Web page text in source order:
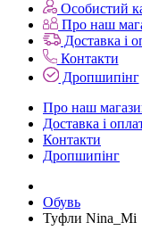
Особистий
Про наш
Доставка і
Контакти
Дропшипінг
Про наш
Доставка і
Контакти
Дропшипінг
Обувь
Туфли Nina_Mi